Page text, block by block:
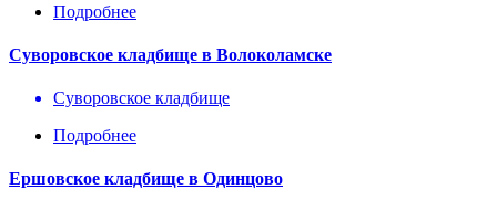
Подробнее
Суворовское кладбище в Волоколамске
Суворовское кладбище
Подробнее
Ершовское кладбище в Одинцово